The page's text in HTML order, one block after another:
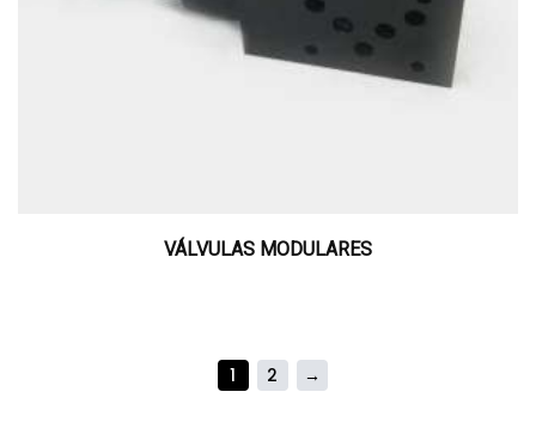
VÁLVULAS MODULARES
1 2 →